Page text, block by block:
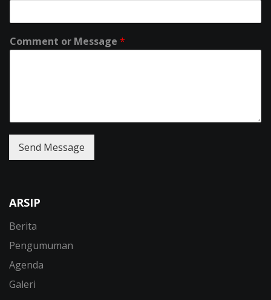
Comment or Message *
Send Message
ARSIP
Berita
Pengumuman
Agenda
Galeri